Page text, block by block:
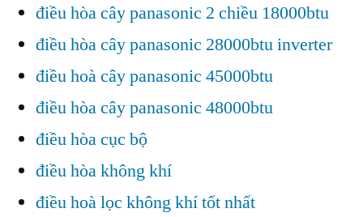
điều hòa cây panasonic 2 chiều 18000btu
điều hòa cây panasonic 28000btu inverter
điều hoà cây panasonic 45000btu
điều hòa cây panasonic 48000btu
điều hòa cục bộ
điều hòa không khí
điều hoà lọc không khí tốt nhất